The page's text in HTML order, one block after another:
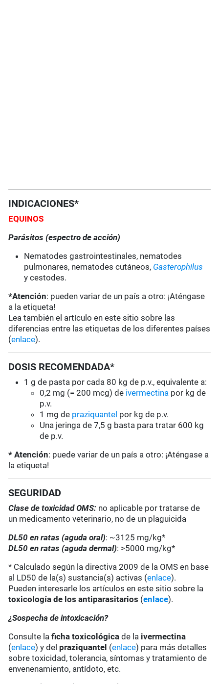
INDICACIONES*
EQUINOS
Parásitos (espectro de acción)
Nematodes gastrointestinales, nematodes
pulmonares, nematodes cutáneos, Gasterophilus
y cestodes.
*Atención: pueden variar de un país a otro: ¡Aténgase
a la etiqueta!
Lea también el artículo en este sitio sobre las
diferencias entre las etiquetas de los diferentes países
(enlace).
DOSIS RECOMENDADA*
1 g de pasta por cada 80 kg de p.v., equivalente a:
0,2 mg (= 200 mcg) de ivermectina por kg de
p.v.
1 mg de praziquantel por kg de p.v.
Una jeringa de 7,5 g basta para tratar 600 kg
de p.v.
* Atención: puede variar de un país a otro: ¡Aténgase a
la etiqueta!
SEGURIDAD
Clase de toxicidad OMS: no aplicable por tratarse de
un medicamento veterinario, no de un plaguicida
DL50 en ratas (aguda oral): ~3125 mg/kg*
DL50 en ratas (aguda dermal): >5000 mg/kg*
* Calculado según la directiva 2009 de la OMS en base
al LD50 de la(s) sustancia(s) activas (enlace).
Pueden interesarle los artículos en este sitio sobre la
toxicología de los antiparasitarios (enlace).
¿Sospecha de intoxicación?
Consulte laficha toxicológica de la ivermectina
(enlace) y del praziquantel (enlace) para más detalles
sobre toxicidad, tolerancia, síntomas y tratamiento de
envenenamiento, antídoto, etc.